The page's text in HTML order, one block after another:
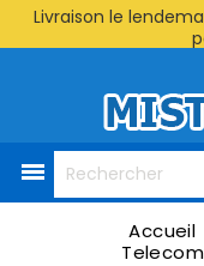
Livraison le

Accueil